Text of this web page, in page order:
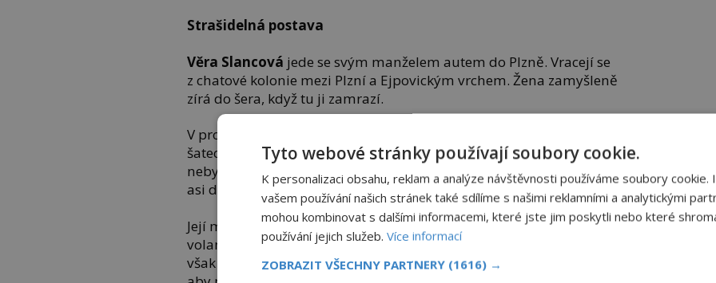
Strašidelná postava
Věra Slancová jede se svým manželem autem do Plzně. Vracejí se
z chatové kolonie mezi Plzní a Ejpovickým vrchem. Žena zamyšleně
zírá do šera, když tu ji zamrazí.
V protisměru spatří pohybovat se ženskou postavu v tmavých
šatech, jež má přes hlavu přehozený temný přehoz. Na tom by
nebylo nic tak divného, kdyby se ovšem záhadná bytost nevznášela
asi dvacet centimetrů nad zemí! „Vidíš to?“ hlesne Věra.
Její manžel s vytřeštěnýma očima přikývne. Přitom křečovitě sevře
volant. Záhadné zjevení brzy zmizí dvojici z dohledu, manželé se
však z mrazivého zážitku dlouho nemohou vzpamatovat. Je možné,
Tyto webové stránky používají soubory cookie.
K personalizaci obsahu, reklam a analýze návštěvnosti používáme soubory cookie.
vašem používání našich stránek také sdílíme s našimi reklamními a analytickými
mohou kombinovat s dalšími informacemi, které jste jim poskytli nebo které
používání jejich služeb. Více informací
ZOBRAZIT VŠECHNY PARTNERY (1616) →